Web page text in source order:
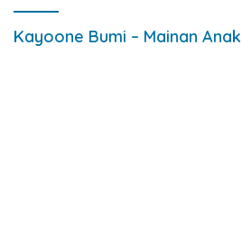
Kayoone Bumi – Mainan